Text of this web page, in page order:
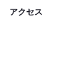
アクセス